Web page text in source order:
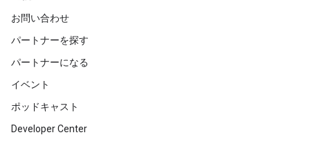
お問い合わせ
パートナーを探す
パートナーになる
イベント
ポッドキャスト
Developer Center